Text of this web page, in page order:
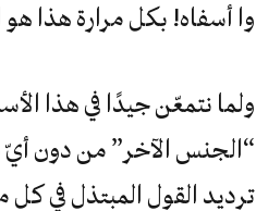
وا أسفاه! بكل مرارة هذا
ولما نتمعّن جيدًا في هذا
“الجنس الآخر” من دون أيّ
ترديد القول المبتذل في